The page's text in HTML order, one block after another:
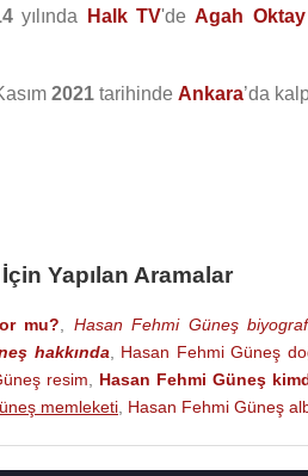
yılında Halk TV'deAgah
2021 tarihinde Ankara’da
Yapılan Aramalar
mu? Hasan Fehmi Güneş
hakkında Hasan Fehmi Güneş
resim Hasan Fehmi Güneş
memleketi Hasan Fehmi Güneş